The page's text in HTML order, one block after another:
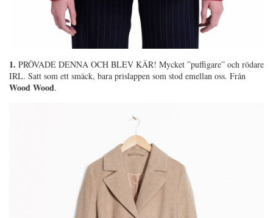
1. PRÖVADE DENNA OCH BLEV KÄR! Mycket ”puffigare” och rödare
IRL. Satt som ett smäck, bara prislappen som stod emellan oss. Från
Wood Wood.